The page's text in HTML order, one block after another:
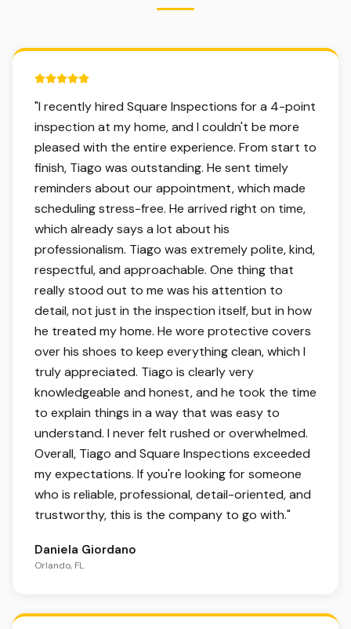
5 out of 5 stars.
"I recently hired Square Inspections for a 4-point
inspection at my home, and I couldn't be more
pleased with the entire experience. From start to
finish, Tiago was outstanding. He sent timely
reminders about our appointment, which made
scheduling stress-free. He arrived right on time,
which already says a lot about his
professionalism. Tiago was extremely polite, kind,
respectful, and approachable. One thing that
really stood out to me was his attention to
detail, not just in the inspection itself, but in how
he treated my home. He wore protective covers
over his shoes to keep everything clean, which I
truly appreciated. Tiago is clearly very
knowledgeable and honest, and he took the time
to explain things in a way that was easy to
understand. I never felt rushed or overwhelmed.
Overall, Tiago and Square Inspections exceeded
my expectations. If you're looking for someone
who is reliable, professional, detail-oriented, and
trustworthy, this is the company to go with."
Daniela Giordano
Orlando, FL